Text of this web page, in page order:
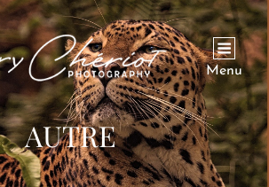
Menu
AUTRE